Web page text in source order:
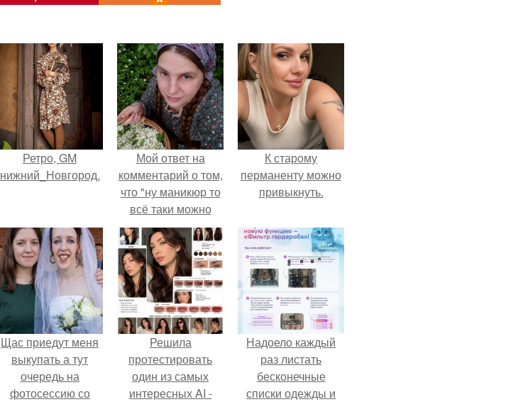
Ретро, GM
нижний_Новгород.
Мой ответ на
комментарий о том,
что "ну маникюр то
всё таки можно
было бы сделать.
К старому
перманенту можно
привыкнуть.
Щас приедут меня
выкупать а тут
очередь на
фотосессию со
Решила
протестировать
один из самых
интересных AI -
Надоело каждый
раз листать
бесконечные
списки одежды и